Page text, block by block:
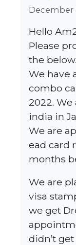
December
Hello
Please
the below.
We have
combo
2022.
india in
We are
ead card
months
We are
visa
we get
didn’t